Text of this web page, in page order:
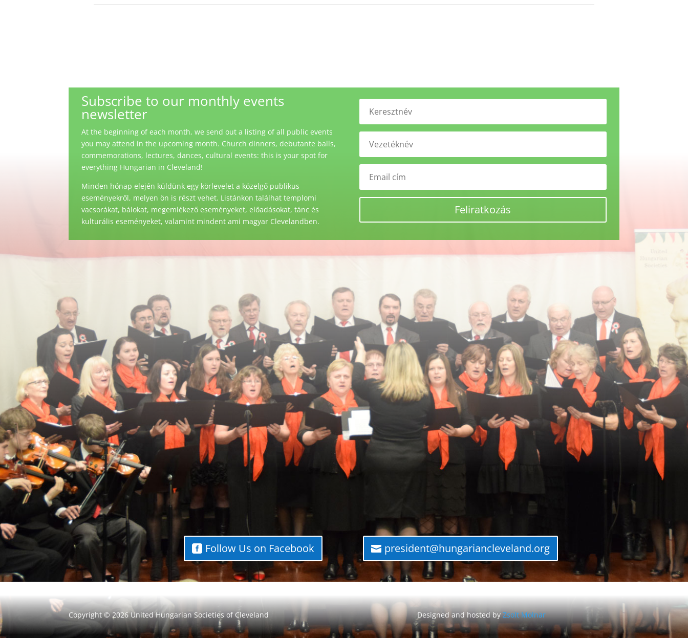
Subscribe to our monthly events
newsletter
At the beginning of each month, we send out a listing of all public events
you may attend in the upcoming month. Church dinners, debutante balls,
commemorations, lectures, dances, cultural events: this is your spot for
everything Hungarian in Cleveland!
Minden hónap elején küldünk egy körlevelet a közelgő publikus
eseményekről, melyen ön is részt vehet. Listánkon találhat templomi
vacsorákat, bálokat, megemlékező eseményeket, előadásokat, tánc és
kulturális eseményeket, valamint mindent ami magyar Clevelandben.
Feliratkozás
Follow Us on Facebook president@hungariancleveland.org
Copyright © 2026 United Hungarian Societies of Cleveland Designed and hosted byZsolt Molnar